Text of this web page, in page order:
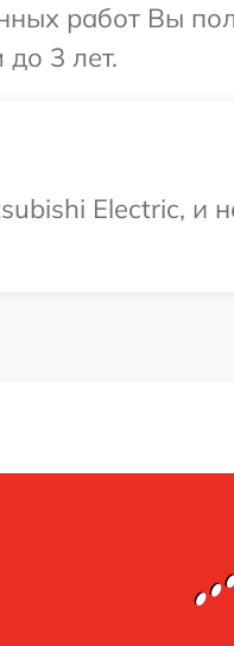
работ Вы
3 лет.
Electric, и